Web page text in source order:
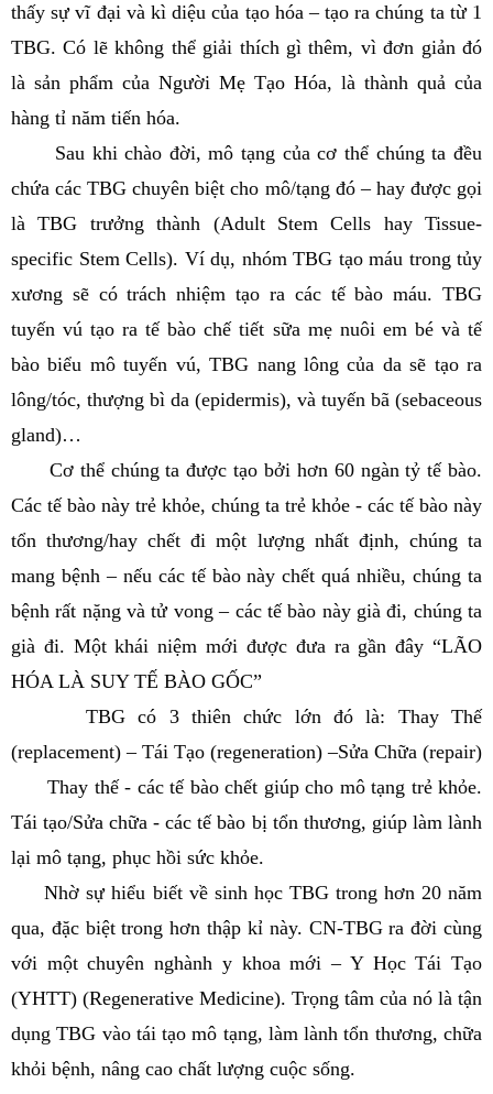
thấy sự vĩ đại và kì diệu của tạo hóa – tạo ra chúng ta từ 1
TBG. Có lẽ không thể giải thích gì thêm, vì đơn giản đó
là sản phẩm của Người Mẹ Tạo Hóa, là thành quả của
hàng tỉ năm tiến hóa.
Sau khi chào đời, mô tạng của cơ thể chúng ta đều
chứa các TBG chuyên biệt cho mô/tạng đó – hay được gọi
là TBG trưởng thành (Adult Stem Cells hay Tissue-
specific Stem Cells). Ví dụ, nhóm TBG tạo máu trong tủy
xương sẽ có trách nhiệm tạo ra các tế bào máu. TBG
tuyến vú tạo ra tế bào chế tiết sữa mẹ nuôi em bé và tế
bào biểu mô tuyến vú, TBG nang lông của da sẽ tạo ra
lông/tóc, thượng bì da (epidermis), và tuyến bã (sebaceous
gland)…
Cơ thể chúng ta được tạo bởi hơn 60 ngàn tỷ tế bào.
Các tế bào này trẻ khỏe, chúng ta trẻ khỏe - các tế bào này
tổn thương/hay chết đi một lượng nhất định, chúng ta
mang bệnh – nếu các tế bào này chết quá nhiều, chúng ta
bệnh rất nặng và tử vong – các tế bào này già đi, chúng ta
già đi. Một khái niệm mới được đưa ra gần đây “LÃO
HÓA LÀ SUY TẾ BÀO GỐC”
TBG có 3 thiên chức lớn đó là: Thay Thế
(replacement) – Tái Tạo (regeneration) –Sửa Chữa (repair)
Thay thế - các tế bào chết giúp cho mô tạng trẻ khỏe.
Tái tạo/Sửa chữa - các tế bào bị tổn thương, giúp làm lành
lại mô tạng, phục hồi sức khỏe.
Nhờ sự hiểu biết về sinh học TBG trong hơn 20 năm
qua, đặc biệt trong hơn thập kỉ này. CN-TBG ra đời cùng
với một chuyên nghành y khoa mới – Y Học Tái Tạo
(YHTT) (Regenerative Medicine). Trọng tâm của nó là tận
dụng TBG vào tái tạo mô tạng, làm lành tổn thương, chữa
khỏi bệnh, nâng cao chất lượng cuộc sống.